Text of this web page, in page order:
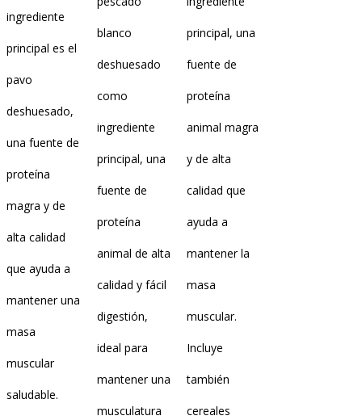
ingrediente
principal es el
pavo
deshuesado,
una fuente de
proteína
magra y de
alta calidad
que ayuda a
mantener una
masa
muscular
saludable.
blanco
deshuesado
como
ingrediente
principal, una
fuente de
proteína
animal de alta
calidad y fácil
digestión,
ideal para
mantener una
musculatura
principal, una
fuente de
proteína
animal magra
y de alta
calidad que
ayuda a
mantener la
masa
muscular.
Incluye
también
cereales